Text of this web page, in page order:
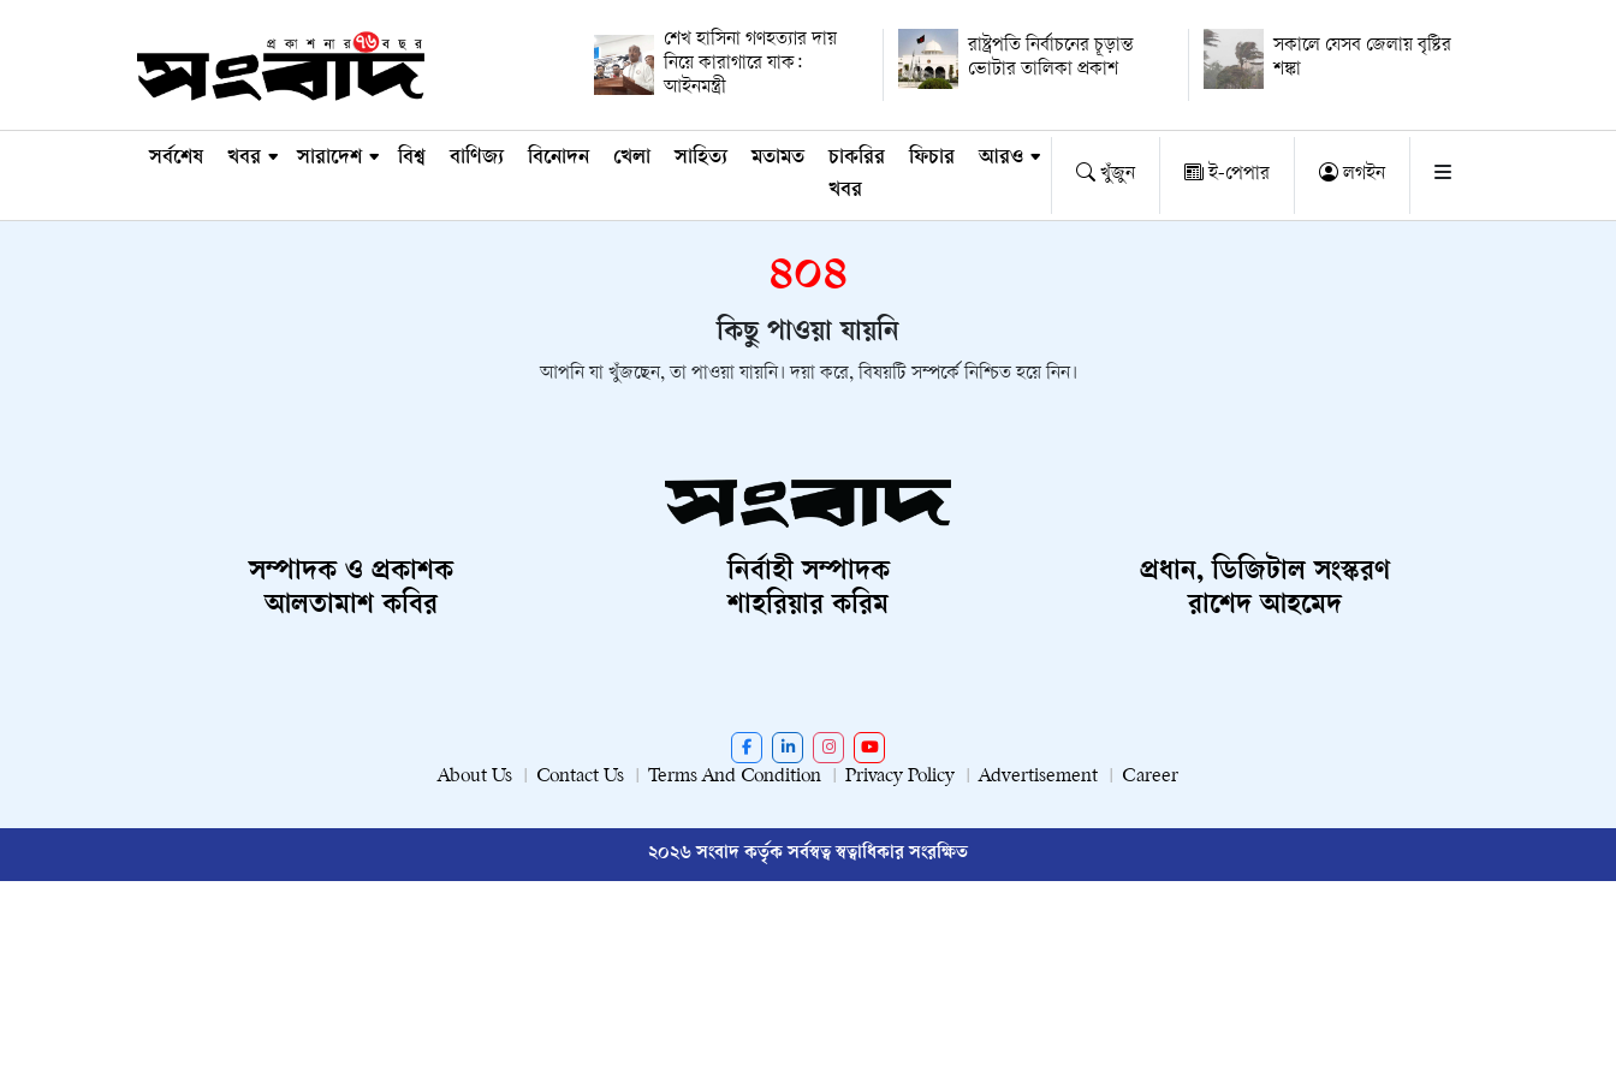
শেখ হাসিনা গণহত্যার দায়
নিয়ে কারাগারে যাক:
আইনমন্ত্রী
রাষ্ট্রপতি নির্বাচনের চূড়ান্ত
ভোটার তালিকা প্রকাশ
সকালে যেসব জেলায় বৃষ্টির
শঙ্কা
সর্বশেষ খবর সারাদেশ বিশ্ব বাণিজ্য বিনোদন খেলা সাহিত্য মতামত
চাকরির
খবর
ফিচার আরও
খুঁজুন ই-পেপার লগইন
৪০৪
কিছু পাওয়া যায়নি
আপনি যা খুঁজছেন, তা পাওয়া যায়নি। দয়া করে, বিষয়টি সম্পর্কে নিশ্চিত হয়ে নিন।
সম্পাদক ও প্রকাশক
আলতামাশ কবির
নির্বাহী সম্পাদক
শাহরিয়ার করিম
প্রধান, ডিজিটাল সংস্করণ
রাশেদ আহমেদ
About Us Contact Us Terms And Condition Privacy Policy Advertisement Career
২০২৬ সংবাদ কর্তৃক সর্বস্বত্ব স্বত্বাধিকার সংরক্ষিত